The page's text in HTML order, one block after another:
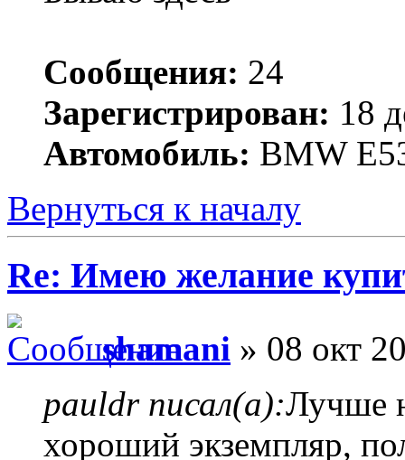
Сообщения: 24
Зарегистрирован: 18
Автомобиль: BMW
Вернуться к началу
Re: Имею желание
shamani » 08 окт
pauldr писал(а):Лучше
хороший экземпляр,